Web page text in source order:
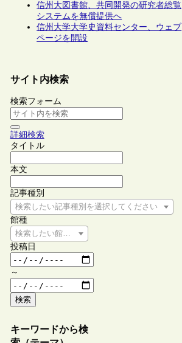
信州大図書館、共同開発の研究者総覧
システムを無償提供へ
信州大学大学史資料センター、ウェブ
ページを開設
サイト内検索
検索フォーム
詳細検索
タイトル
本文
記事種別
検索したい記事種別を選択してください
館種
検索したい館種を選択してください
投稿日
～
検索
キーワードから検